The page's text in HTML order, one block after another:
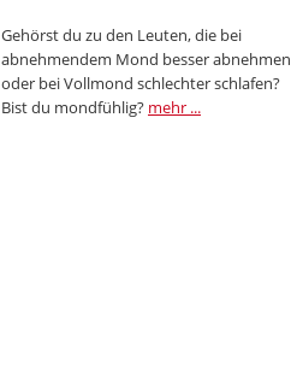
Gehörst du zu den Leuten, die bei
abnehmendem Mond besser abnehmen
oder bei Vollmond schlechter schlafen?
Bist du mondfühlig? mehr ...